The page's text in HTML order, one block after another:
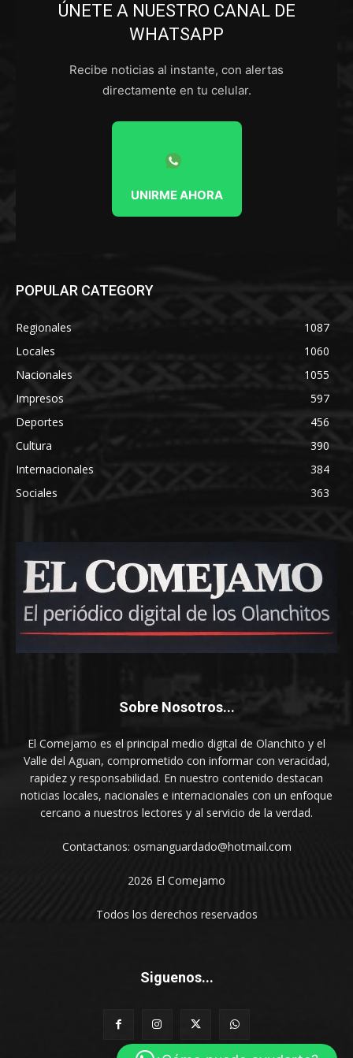
ÚNETE A NUESTRO CANAL DE
WHATSAPP
Recibe noticias al instante, con alertas
directamente en tu celular.
UNIRME AHORA
POPULAR CATEGORY
Regionales
1087
Locales
1060
Nacionales
1055
Impresos
597
Deportes
456
Cultura
390
Internacionales
384
Sociales
363
Sobre Nosotros...
El Comejamo es el principal medio digital de Olanchito y el
Valle del Aguan, comprometido con informar con veracidad,
rapidez y responsabilidad. En nuestro contenido destacan
noticias locales, nacionales e internacionales con un enfoque
cercano a nuestros lectores y al servicio de la verdad.
Contactanos: osmanguardado@hotmail.com
2026 El Comejamo
Todos los derechos reservados
Siguenos...